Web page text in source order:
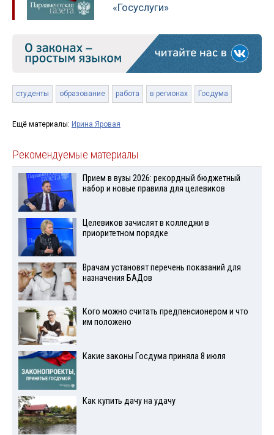
«Госуслуги»
студенты образование работа в регионах Госдума
Ещё материалы: Ирина Яровая
Рекомендуемые материалы
Прием в вузы 2026: рекордный бюджетный
набор и новые правила для целевиков
Целевиков зачислят в колледжи в
приоритетном порядке
Врачам установят перечень показаний для
назначения БАДов
Кого можно считать предпенсионером и что
им положено
Какие законы Госдума приняла 8 июля
Как купить дачу на удачу